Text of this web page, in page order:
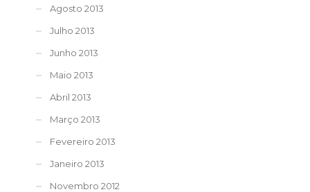
Agosto 2013
Julho 2013
Junho 2013
Maio 2013
Abril 2013
Março 2013
Fevereiro 2013
Janeiro 2013
Novembro 2012